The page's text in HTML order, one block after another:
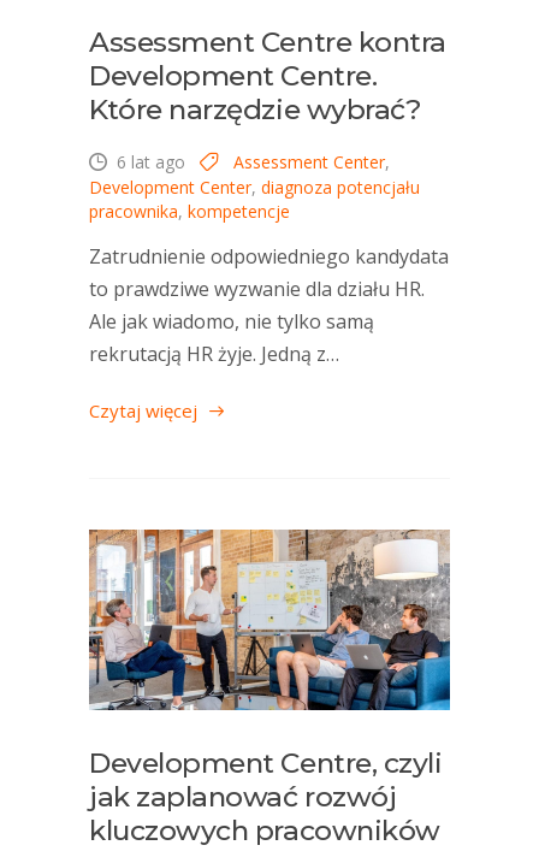
Assessment Centre kontra
Development Centre.
Które narzędzie wybrać?
6 lat ago Assessment Center,
Development Center, diagnoza potencjału
pracownika, kompetencje
Zatrudnienie odpowiedniego kandydata
to prawdziwe wyzwanie dla działu HR.
Ale jak wiadomo, nie tylko samą
rekrutacją HR żyje. Jedną z…
Czytaj więcej
Development Centre, czyli
jak zaplanować rozwój
kluczowych pracowników